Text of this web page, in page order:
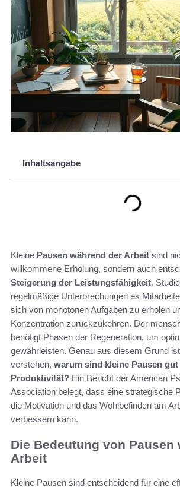
Inhaltsangabe
Kleine Pausen während der Arbeit sind
willkommene Erholung, sondern auch
Steigerung der Leistungsfähigkeit.
regelmäßige Unterbrechungen es
sich von monotonen Aufgaben zu erholen
Konzentration zurückzukehren. Der
benötigt Phasen der Regeneration, um
gewährleisten. Genau aus diesem Grund
verstehen, warum sind kleine Pausen
Produktivität? Ein Bericht der American
Association belegt, dass eine strategische
die Motivation und das Wohlbefinden am
verbessern kann.
Die Bedeutung von Pausen
Arbeit
Kleine Pausen sind entscheidend für eine